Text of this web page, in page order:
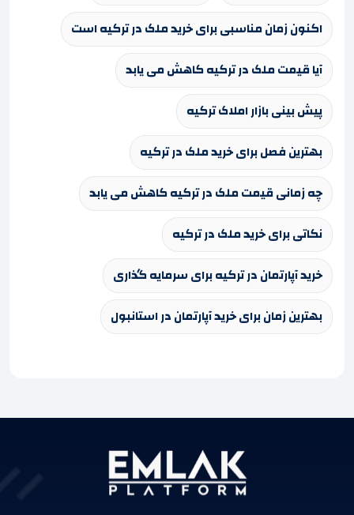
اکنون زمان مناسبی برای خرید ملک در ترکیه است
آیا قیمت ملک در ترکیه کاهش می یابد
پیش بینی بازار املاک ترکیه
بهترین فصل برای خرید ملک در ترکیه
چه زمانی قیمت ملک در ترکیه کاهش می یابد
نکاتی برای خرید ملک در ترکیه
خرید آپارتمان در ترکیه برای سرمایه گذاری
بهترین زمان برای خرید آپارتمان در استانبول